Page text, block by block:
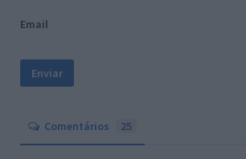
Email
Comentários 25